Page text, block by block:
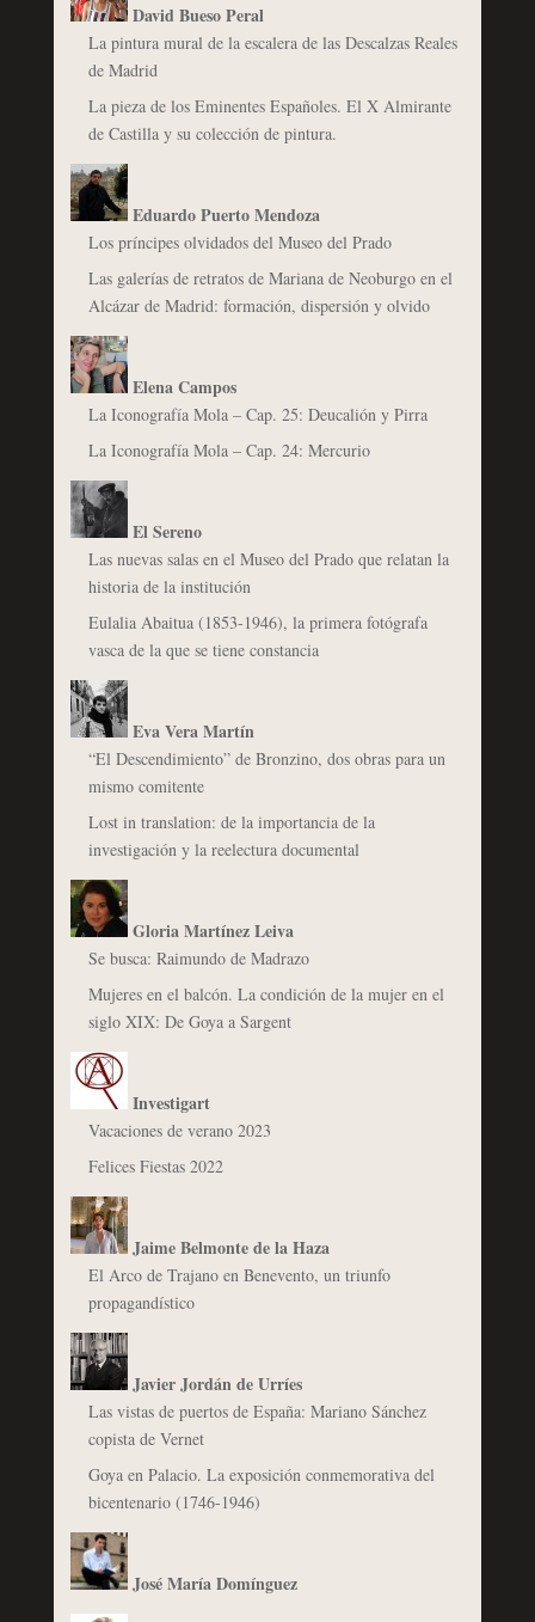
David Bueso Peral
La pintura mural de la escalera de las Descalzas Reales
de Madrid
La pieza de los Eminentes Españoles. El X Almirante
de Castilla y su colección de pintura.
Eduardo Puerto Mendoza
Los príncipes olvidados del Museo del Prado
Las galerías de retratos de Mariana de Neoburgo en el
Alcázar de Madrid: formación, dispersión y olvido
Elena Campos
La Iconografía Mola – Cap. 25: Deucalión y Pirra
La Iconografía Mola – Cap. 24: Mercurio
El Sereno
Las nuevas salas en el Museo del Prado que relatan la
historia de la institución
Eulalia Abaitua (1853-1946), la primera fotógrafa
vasca de la que se tiene constancia
Eva Vera Martín
“El Descendimiento” de Bronzino, dos obras para un
mismo comitente
Lost in translation: de la importancia de la
investigación y la reelectura documental
Gloria Martínez Leiva
Se busca: Raimundo de Madrazo
Mujeres en el balcón. La condición de la mujer en el
siglo XIX: De Goya a Sargent
Investigart
Vacaciones de verano 2023
Felices Fiestas 2022
Jaime Belmonte de la Haza
El Arco de Trajano en Benevento, un triunfo
propagandístico
Javier Jordán de Urríes
Las vistas de puertos de España: Mariano Sánchez
copista de Vernet
Goya en Palacio. La exposición conmemorativa del
bicentenario (1746-1946)
José María Domínguez